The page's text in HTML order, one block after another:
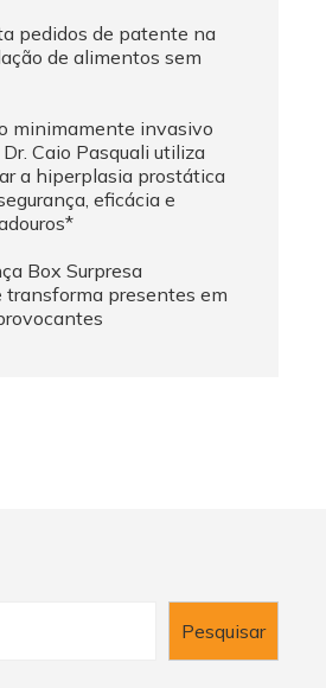
pedidos de patente na
de alimentos sem
minimamente invasivo
Caio Pasquali utiliza
a hiperplasia prostática
eficácia e
Box Surpresa
presentes em
Pesquisar